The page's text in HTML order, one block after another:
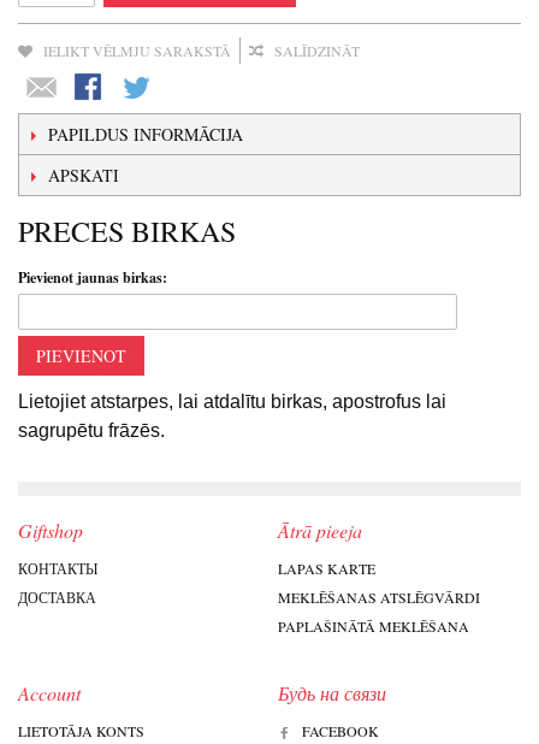
IELIKT VĒLMJU SARAKSTĀ SALĪDZINĀT
PAPILDUS INFORMĀCIJA
APSKATI
PRECES BIRKAS
Pievienot jaunas birkas:
PIEVIENOT
Lietojiet atstarpes, lai atdalītu birkas, apostrofus lai
sagrupētu frāzēs.
Giftshop
КОНТАКТЫ
ДОСТАВКА
Ātrā pieeja
LAPAS KARTE
MEKLĒŠANAS ATSLĒGVĀRDI
PAPLAŠINĀTĀ MEKLĒŠANA
Account
LIETOTĀJA KONTS
Будь на связи
FACEBOOK